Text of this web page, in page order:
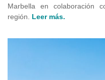
Marbella en colaboración
región. Leer más.